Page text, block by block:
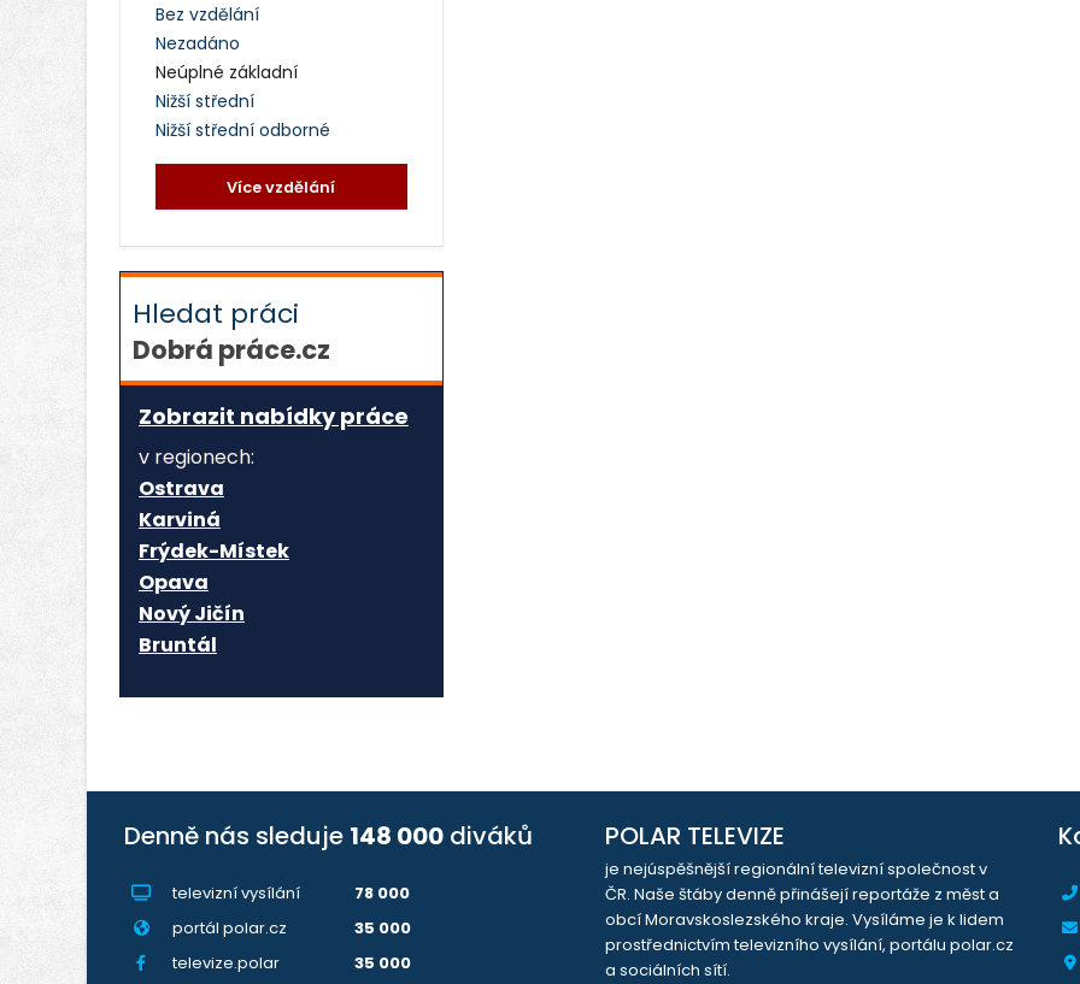
Bez vzdělání
Nezadáno
Neúplné základní
Nižší střední
Nižší střední odborné
Více vzdělání
Hledat práci
Dobrá práce.cz
Zobrazit nabídky práce
v regionech:
Ostrava
Karviná
Frýdek-Místek
Opava
Nový Jičín
Bruntál
Denně nás sleduje 148 000 diváků
televizní vysílání
78 000
portál polar.cz
35 000
televize.polar
35 000
POLAR TELEVIZE
je nejúspěšnější regionální televizní společnost v
ČR. Naše štáby denně přinášejí reportáže z měst a
obcí Moravskoslezského kraje. Vysíláme je k lidem
prostřednictvím televizního vysílání, portálu polar.cz
a sociálních sítí.